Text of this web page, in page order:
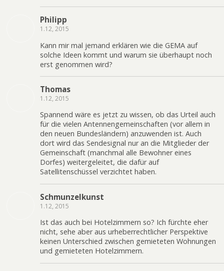
Philipp
1.12, 2015
Kann mir mal jemand erklären wie die GEMA auf
solche Ideen kommt und warum sie überhaupt noch
erst genommen wird?
Thomas
1.12, 2015
Spannend wäre es jetzt zu wissen, ob das Urteil auch
für die vielen Antennengemeinschaften (vor allem in
den neuen Bundesländern) anzuwenden ist. Auch
dort wird das Sendesignal nur an die Mitglieder der
Gemeinschaft (manchmal alle Bewohner eines
Dorfes) weitergeleitet, die dafür auf
Satellitenschüssel verzichtet haben.
Schmunzelkunst
1.12, 2015
Ist das auch bei Hotelzimmern so? Ich fürchte eher
nicht, sehe aber aus urheberrechtlicher Perspektive
keinen Unterschied zwischen gemieteten Wohnungen
und gemieteten Hotelzimmern.